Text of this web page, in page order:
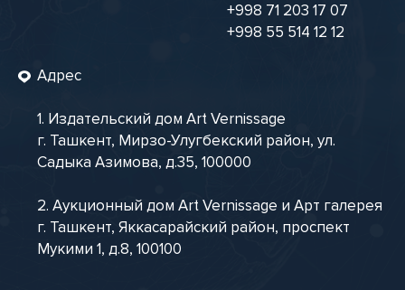
+998 71 203 17 07
+998 55 514 12 12
Адрес
1. Издательский дом Art Vernissage
г. Ташкент, Мирзо-Улугбекский район, ул.
Садыка Азимова, д.35, 100000
2. Аукционный дом Art Vernissage и Арт галерея
г. Ташкент, Яккасарайский район, проспект
Мукими 1, д.8, 100100